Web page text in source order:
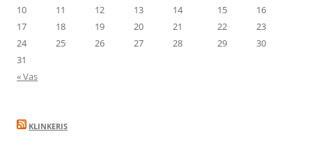
10
11 12 13 14 15
16
17
18 19 20 21 22
23
24
25 26 27 28 29
30
31
« Vas
KLINKERIS